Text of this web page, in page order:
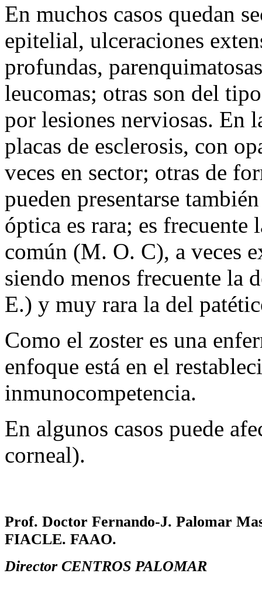
En muchos casos quedan
epitelial, ulceraciones
profundas,
leucomas; otras son del
por lesiones nerviosas. En
placas de esclerosis, con
veces en sector; otras de
pueden presentarse
óptica es rara; es
común (M. O. C), a veces
siendo menos frecuente la
E.) y muy rara la del
Como el zoster es una
enfoque está en el
inmunocompetencia.
En algunos casos puede
corneal).
Prof. Doctor Fernando-J. Palomar
FIACLE. FAAO.
Director CENTROS PALOMAR